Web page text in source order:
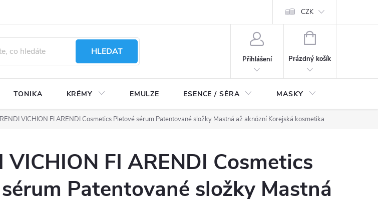
CZK
HLEDAT
Přihlášení
NÁKUPNÍ
Prázdný košík
TONIKA KRÉMY EMULZE ESENCE / SÉRA MASKY
VICHION FI ARENDI Cosmetics Pleťové sérum Patentované složky Mastná až aknózní Korejská kosmetika
VICHION FI ARENDI Cosmetics
Patentované složky Mastná